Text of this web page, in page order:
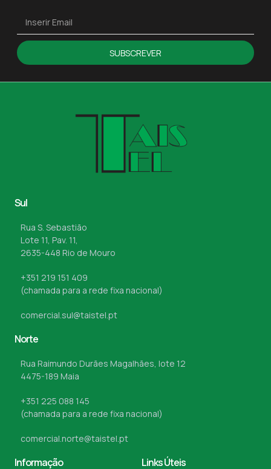
SUBSCREVER
Sul
Rua S. Sebastião
Lote 11, Pav. 11,
2635-448 Rio de Mouro
+351 219 151 409
(chamada para a rede fixa nacional)
comercial.sul@taistel.pt
Norte
Rua Raimundo Durães Magalhães, lote 12
4475-189 Maia
+351 225 088 145
(chamada para a rede fixa nacional)
comercial.norte@taistel.pt
Informação Links Úteis